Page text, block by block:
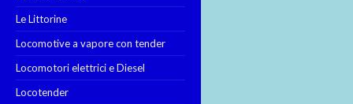
Le Littorine
Locomotive a vapore con tender
Locomotori elettrici e Diesel
Locotender